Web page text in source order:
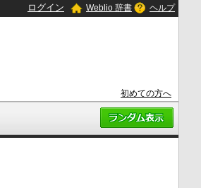
ログイン Weblio 辞書 ヘルプ
初めての方へ